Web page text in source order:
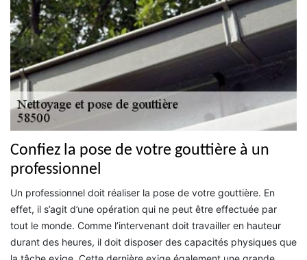
Confiez la pose de votre gouttière à un
professionnel
Un professionnel doit réaliser la pose de votre gouttière. En
effet, il s’agit d’une opération qui ne peut être effectuée par
tout le monde. Comme l’intervenant doit travailler en hauteur
durant des heures, il doit disposer des capacités physiques que